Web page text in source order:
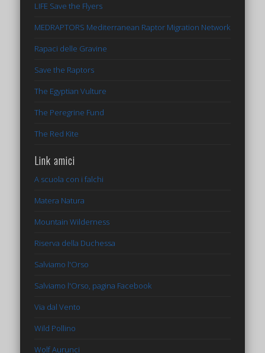
LIFE Save the Flyers
MEDRAPTORS Mediterranean Raptor Migration Network
Rapaci delle Gravine
Save the Raptors
The Egyptian Vulture
The Peregrine Fund
The Red Kite
Link amici
A scuola con i falchi
Matera Natura
Mountain Wilderness
Riserva della Duchessa
Salviamo l'Orso
Salviamo l'Orso, pagina Facebook
Via dal Vento
Wild Pollino
Wolf Aurunci